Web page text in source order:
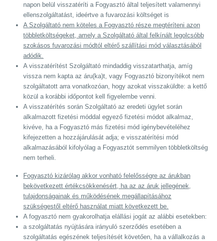
napon belül visszatéríti a Fogyasztó által teljesített valamennyi
ellenszolgáltatást, ideértve a fuvarozási költséget is
A Szolgáltató nem köteles a Fogyasztó része megtéríteni azon
többletköltségeket, amely a Szolgáltató által felkínált legolcsóbb
szokásos fuvarozási módtól eltérő szállítási mód választásából
adódik.
A visszatérítést Szolgáltató mindaddig visszatarthatja, amíg
vissza nem kapta az áru(ka)t, vagy Fogyasztó bizonyítékot nem
szolgáltatott arra vonatkozóan, hogy azokat visszaküldte: a kettő
közül a korábbi időpontot kell figyelembe venni.
A visszatérítés során Szolgáltató az eredeti ügylet során
alkalmazott fizetési móddal egyező fizetési módot alkalmaz,
kivéve, ha a Fogyasztó más fizetési mód igénybevételéhez
kifejezetten a hozzájárulását adja; e visszatérítési mód
alkalmazásából kifolyólag a Fogyasztót semmilyen többletköltség
nem terheli.
Fogyasztó kizárólag akkor vonható felelősségre az árukban
bekövetkezett értékcsökkenésért, ha az az áruk jellegének,
tulajdonságainak és működésének megállapításához
szükségestől eltérő használat miatt következett be.
A fogyasztó nem gyakorolhatja elállási jogát az alábbi esetekben:
a szolgáltatás nyújtására irányuló szerződés esetében a
szolgáltatás egészének teljesítését követően, ha a vállalkozás a